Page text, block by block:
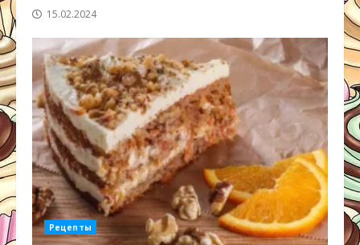
15.02.2024
Рецепты